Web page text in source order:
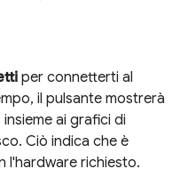
per connetterti al
il pulsante mostrerà
ai grafici di
Ciò indica che è
l'hardware richiesto.